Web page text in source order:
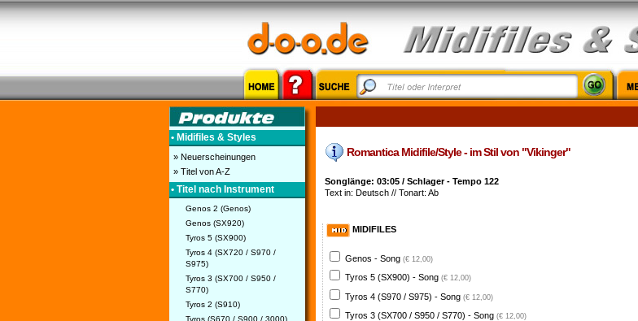
• Midifiles & Styles
» Neuerscheinungen
» Titel von A-Z
• Titel nach Instrument
Genos 2 (Genos)
Genos (SX920)
Tyros 5 (SX900)
Tyros 4 (SX720 / S970 /
S975)
Tyros 3 (SX700 / S950 /
S770)
Tyros 2 (S910)
Tyros (S670 / S900 / 3000)
Romantica Midifile/Style - im Stil von "Vikinger"
Songlänge: 03:05 / Schlager - Tempo 122
Text in: Deutsch // Tonart: Ab
MIDIFILES
Genos - Song (€ 12,00)
Tyros 5 (SX900) - Song (€ 12,00)
Tyros 4 (S970 / S975) - Song (€ 12,00)
Tyros 3 (SX700 / S950 / S770) - Song (€ 12,00)